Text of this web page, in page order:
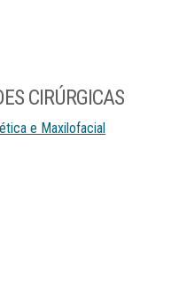
CIRÚRGICAS
e Maxilofacial